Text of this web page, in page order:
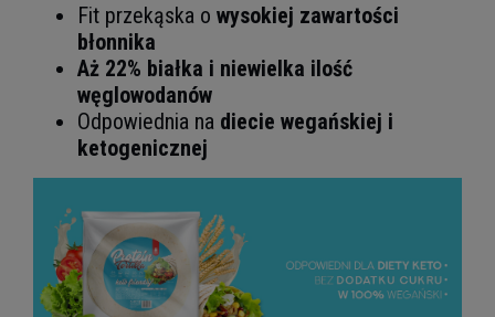
Fit przekąska o wysokiej zawartości
błonnika
Aż 22% białka i niewielka ilość
węglowodanów
Odpowiednia na diecie wegańskiej i
ketogenicznej